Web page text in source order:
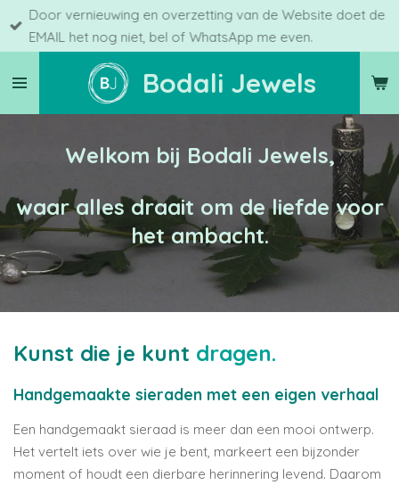
Ga
direct
de
Bodali Jewels
Door vernieuwing en overzetting van de Website doet de
EMAIL het nog niet, bel of WhatsApp me even.
Welkom bij Bodali Jewels,
waar alles draait om de liefde voor
het ambacht.
Kunst die je kunt dragen.
Handgemaakte sieraden met een eigen verhaal
Een handgemaakt sieraad is meer dan een mooi ontwerp.
Het vertelt iets over wie je bent, markeert een bijzonder
moment of houdt een dierbare herinnering levend. Daarom